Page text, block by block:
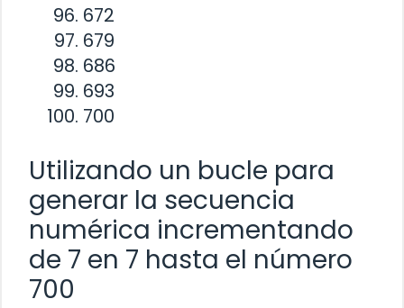
672
679
686
693
700
Utilizando un bucle para
generar la secuencia
numérica incrementando
de 7 en 7 hasta el número
700